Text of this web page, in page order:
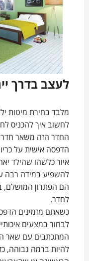
לעצב בדרך
מלבד בחירת מיטות
לחשוב איך להכניס
החדר הזה משאר
הדפסה אישית על
איור כלשהו שהילד
להשפיע במידה רבה
הם הפתרון המושלם,
לחדר.
כשאתם מזמינים
לבחור במצעים
המתכתבים עם שאר
להיות ברמה גבוהה,